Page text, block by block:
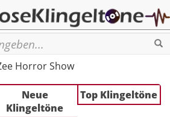
Horror Show
Neue
Klingeltöne
Top Klingeltöne